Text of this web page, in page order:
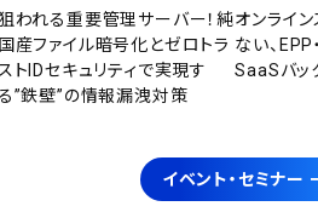
狙われる重要管理サーバー！純
国産ファイル暗号化とゼロトラ
ストIDセキュリティで実現す
”鉄壁”の情報漏洩対策
オンライ
ない、EPP
SaaSバッ
イベント・セミナー